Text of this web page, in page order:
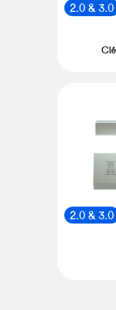
2.0 & 3.0
2.0 & 3.0